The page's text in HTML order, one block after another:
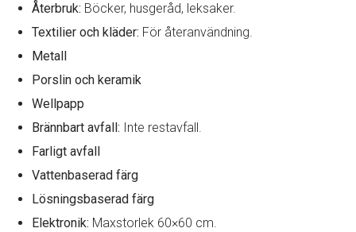
Återbruk: Böcker, husgeråd, leksaker.
Textilier och kläder: För återanvändning.
Metall
Porslin och keramik
Wellpapp
Brännbart avfall: Inte restavfall.
Farligt avfall
Vattenbaserad färg
Lösningsbaserad färg
Elektronik: Maxstorlek 60×60 cm.